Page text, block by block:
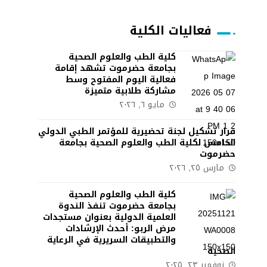
فعاليات الكلية
كلية الطب والعلوم الصحية
بجامعة حضرموت تشهد إقامة
فعالية اليوم المفتوح وسط
مشاركة طلابية متميزة
مايو ٦, ٢٠٢٦
قرار تشكيل لجنة تحضيرية للمؤتمر الطبي الدولي
الخامس لكلية الطب والعلوم الصحية بجامعة
حضرموت
مارس ٢٥, ٢٠٢٦
كلية الطب والعلوم الصحية
بجامعة حضرموت تنفذ الندوة
العلمية الدولية بعنوان مستجدات
مرض الربو: أحدث الإرشادات
والتطبيقات السريرية في الرعاية
الصحية